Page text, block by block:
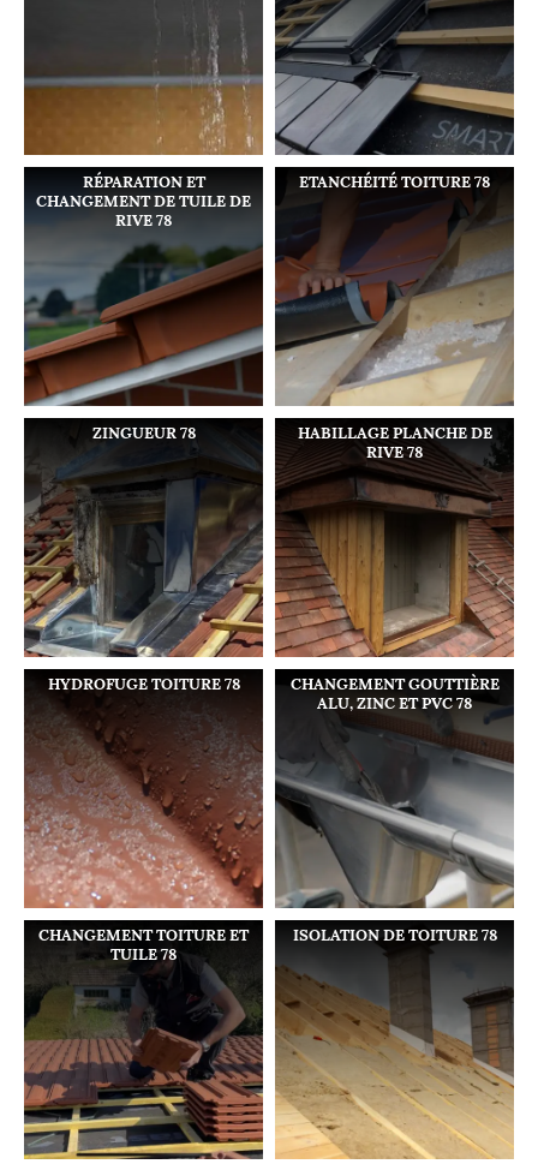
RÉPARATION ET
CHANGEMENT DE TUILE DE
RIVE 78
ETANCHÉITÉ TOITURE 78
ZINGUEUR 78
HABILLAGE PLANCHE DE
RIVE 78
HYDROFUGE TOITURE 78
CHANGEMENT GOUTTIÈRE
ALU, ZINC ET PVC 78
CHANGEMENT TOITURE ET
TUILE 78
ISOLATION DE TOITURE 78